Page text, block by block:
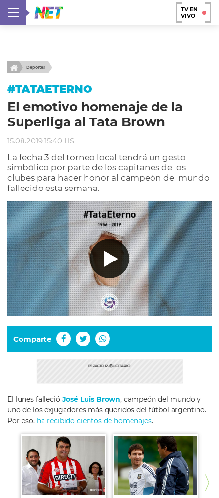
TV EN
VIVO
Deportes
#TATAETERNO
El emotivo homenaje de la
Superliga al Tata Brown
15.08.2019 15:40 HS
La fecha 3 del torneo local tendrá un gesto
simbólico por parte de los capitanes de los
clubes para hacer honor al campeón del mundo
fallecido esta semana.
Comparte
El lunes falleció José Luis Brown, campeón del mundo y
uno de los exjugadores más queridos del fútbol argentino.
Por eso, ha recibido cientos de homenajes.